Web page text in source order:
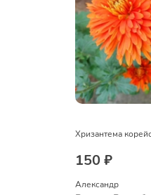
Хризантема
150 ₽
Александр